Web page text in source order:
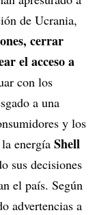
de Ucrania,
cerrar
el acceso a
con los
a una
y los
energía Shell
sus decisiones
el país. Según
advertencias a